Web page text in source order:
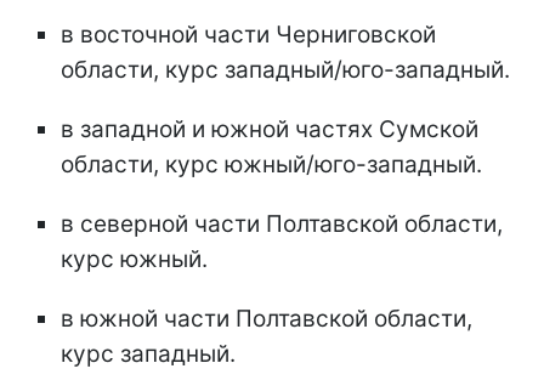
в восточной части Черниговской
области, курс западный/юго-западный.
в западной и южной частях Сумской
области, курс южный/юго-западный.
в северной части Полтавской области,
курс южный.
в южной части Полтавской области,
курс западный.